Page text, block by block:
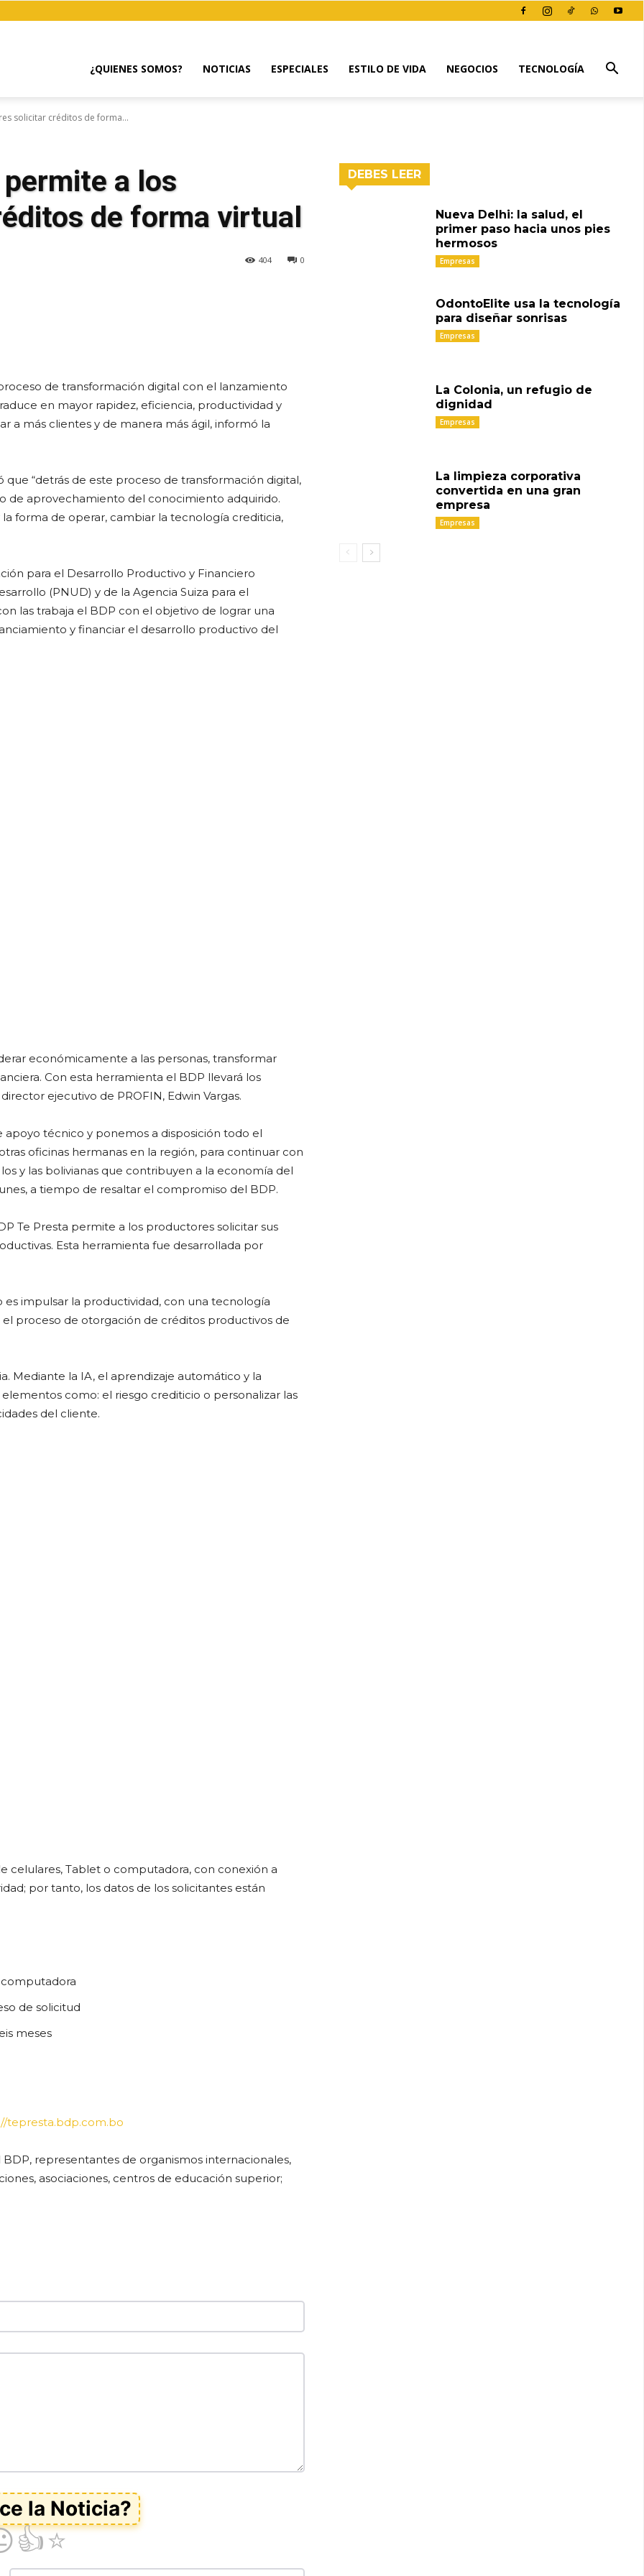
¿QUIENES SOMOS? NOTICIAS ESPECIALES ESTILO DE VIDA NEGOCIOS TECNOLOGÍA
solicitar créditos de forma...
permite a los
de forma virtual
0
404
de transformación digital con el lanzamiento
en mayor rapidez, eficiencia, productividad y
a más clientes y de manera más ágil, informó la
“detrás de este proceso de transformación digital,
de aprovechamiento del conocimiento adquirido.
forma de operar, cambiar la tecnología crediticia,
para el Desarrollo Productivo y Financiero
(PNUD) y de la Agencia Suiza para el
las trabaja el BDP con el objetivo de lograr una
y financiar el desarrollo productivo del
económicamente a las personas, transformar
Con esta herramienta el BDP llevará los
ejecutivo de PROFIN, Edwin Vargas.
técnico y ponemos a disposición todo el
oficinas hermanas en la región, para continuar con
y las bolivianas que contribuyen a la economía del
a tiempo de resaltar el compromiso del BDP.
Te Presta permite a los productores solicitar sus
Esta herramienta fue desarrollada por
impulsar la productividad, con una tecnología
proceso de otorgación de créditos productivos de
Mediante la IA, el aprendizaje automático y la
como: el riesgo crediticio o personalizar las
del cliente.
celulares, Tablet o computadora, con conexión a
por tanto, los datos de los solicitantes están
computadora
de solicitud
meses
tepresta.bdp.com.bo
representantes de organismos internacionales,
asociaciones, centros de educación superior;
DEBES LEER
Nueva Delhi: la salud, el
primer paso hacia unos pies
hermosos
Empresas
OdontoElite usa la tecnología
para diseñar sonrisas
Empresas
La Colonia, un refugio de
dignidad
Empresas
La limpieza corporativa
convertida en una gran
empresa
Empresas